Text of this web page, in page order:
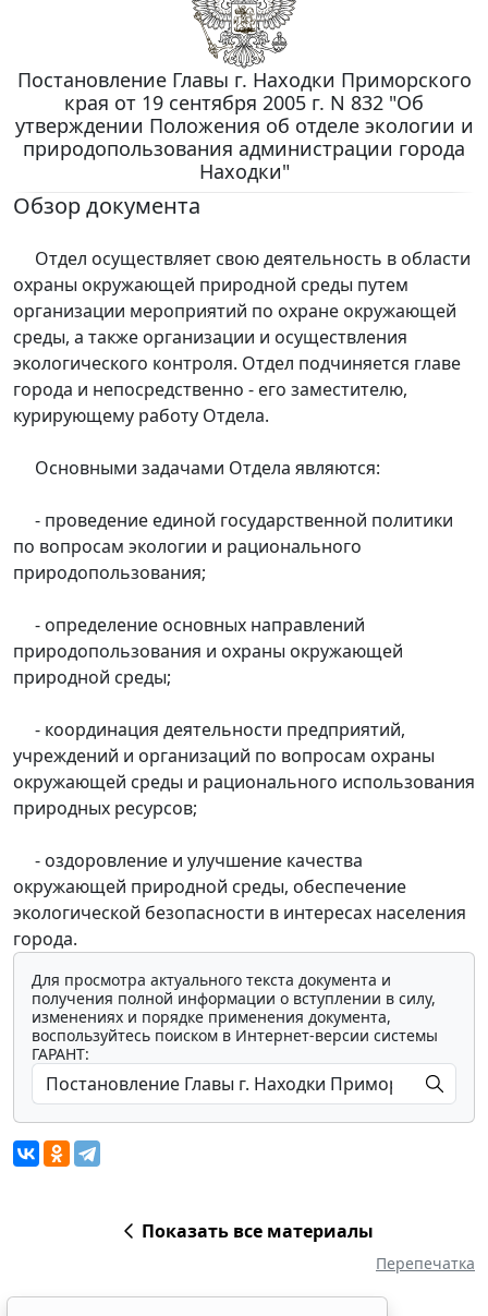
Постановление Главы г. Находки Приморского
края от 19 сентября 2005 г. N 832 "Об
утверждении Положения об отделе экологии и
природопользования администрации города
Находки"
Обзор документа
Отдел осуществляет свою деятельность в области
охраны окружающей природной среды путем
организации мероприятий по охране окружающей
среды, а также организации и осуществления
экологического контроля. Отдел подчиняется главе
города и непосредственно - его заместителю,
курирующему работу Отдела.
Основными задачами Отдела являются:
- проведение единой государственной политики
по вопросам экологии и рационального
природопользования;
- определение основных направлений
природопользования и охраны окружающей
природной среды;
- координация деятельности предприятий,
учреждений и организаций по вопросам охраны
окружающей среды и рационального использования
природных ресурсов;
- оздоровление и улучшение качества
окружающей природной среды, обеспечение
экологической безопасности в интересах населения
города.
Для просмотра актуального текста документа и
получения полной информации о вступлении в силу,
изменениях и порядке применения документа,
воспользуйтесь поиском в Интернет-версии системы
ГАРАНТ:
Показать все материалы
Перепечатка